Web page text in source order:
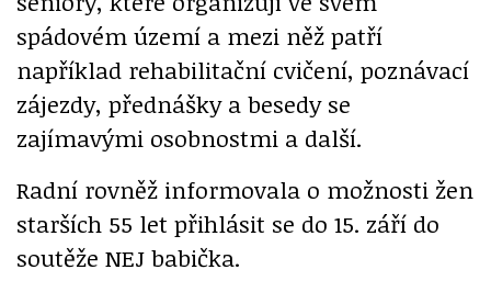
spádovém území a mezi něž patří
například rehabilitační cvičení, poznávací
zájezdy, přednášky a besedy se
zajímavými osobnostmi a další.
Radní rovněž informovala o možnosti žen
starších 55 let přihlásit se do 15. září do
soutěže NEJ babička.